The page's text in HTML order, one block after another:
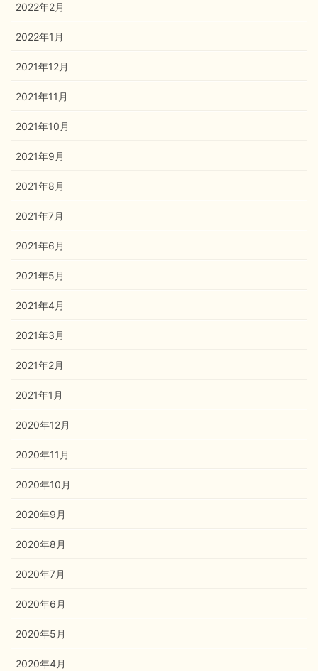
2022年2月
2022年1月
2021年12月
2021年11月
2021年10月
2021年9月
2021年8月
2021年7月
2021年6月
2021年5月
2021年4月
2021年3月
2021年2月
2021年1月
2020年12月
2020年11月
2020年10月
2020年9月
2020年8月
2020年7月
2020年6月
2020年5月
2020年4月